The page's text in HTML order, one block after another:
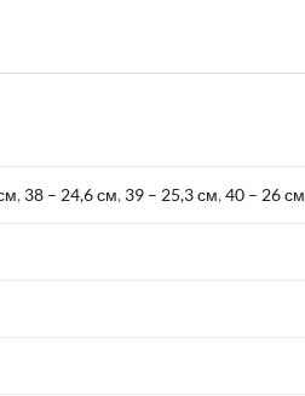
, 38 – 24,6 см, 39 – 25,3 см,40 – 26 см